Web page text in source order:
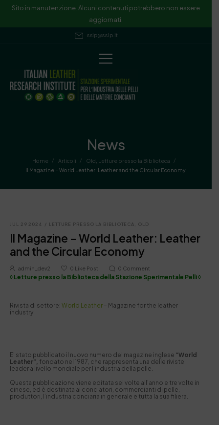
Sito in manutenzione. Alcuni contenuti potrebbero non essere
aggiornati.
ssip@ssip.it
News
Home / Articoli / Old Letture presso la Biblioteca
/
Il Magazine – World Leather: Leather and the Circular Economy
JUL 29 2024 / LETTURE PRESSO LA BIBLIOTECA, OLD
Il Magazine – World Leather: Leather
and the Circular Economy
admin_dev2 0 Like Post 0 Comment
◊ Letture presso la Biblioteca della Stazione Sperimentale Pelli ◊
Rivista di settore: World Leather – Magazine for the leather
industry
E’ stato pubblicato il nuovo numero del magazine inglese “World
Leather”, fondato nel 1987, che rappresenta una delle riviste
leader a livello mondiale per l’industria della pelle.
Questa pubblicazione viene editata sei volte all’anno e tre volte in
cinese, ed è destinata ai conciatori, commercianti di pelle,
produttori, l’industria conciaria in generale e tutta la sua filiera.